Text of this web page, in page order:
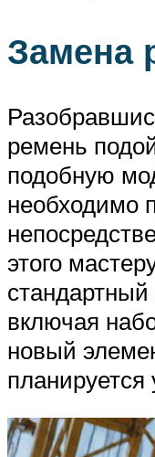
Замена
ремень
подобную
необходимо
этого
включая
новый
планируется